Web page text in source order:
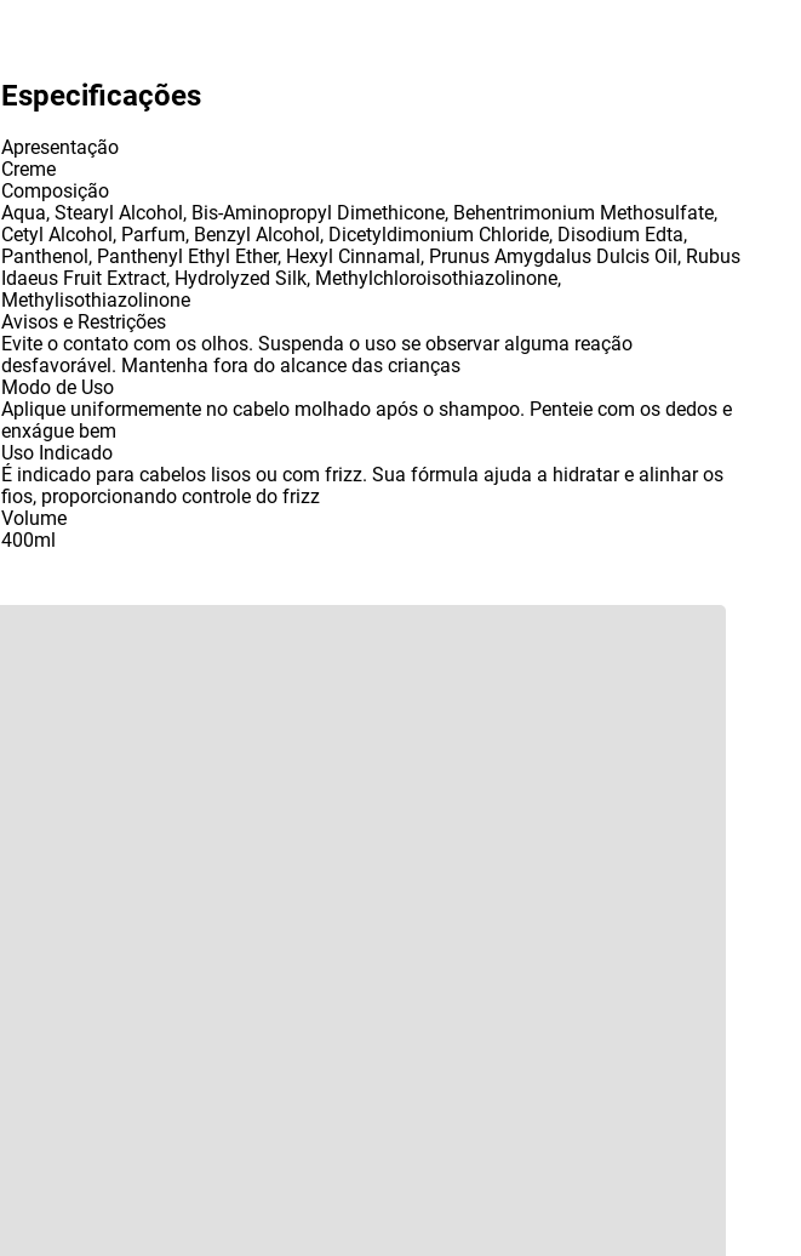
Especificações
Apresentação
Creme
Composição
Aqua, Stearyl Alcohol, Bis-Aminopropyl Dimethicone, Behentrimonium Methosulfate,
Cetyl Alcohol, Parfum, Benzyl Alcohol, Dicetyldimonium Chloride, Disodium Edta,
Panthenol, Panthenyl Ethyl Ether, Hexyl Cinnamal, Prunus Amygdalus Dulcis Oil, Rubus
Idaeus Fruit Extract, Hydrolyzed Silk, Methylchloroisothiazolinone,
Methylisothiazolinone
Avisos e Restrições
Evite o contato com os olhos. Suspenda o uso se observar alguma reação
desfavorável. Mantenha fora do alcance das crianças
Modo de Uso
Aplique uniformemente no cabelo molhado após o shampoo. Penteie com os dedos e
enxágue bem
Uso Indicado
É indicado para cabelos lisos ou com frizz. Sua fórmula ajuda a hidratar e alinhar os
fios, proporcionando controle do frizz
Volume
400ml